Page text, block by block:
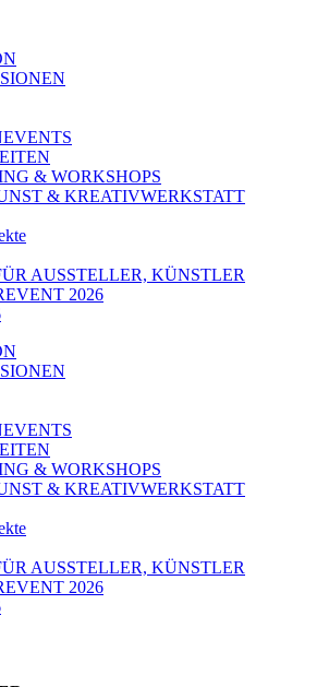
& WORKSHOPS
& KREATIVWERKSTATT
AUSSTELLER, KÜNSTLER
2026
& WORKSHOPS
& KREATIVWERKSTATT
AUSSTELLER, KÜNSTLER
2026